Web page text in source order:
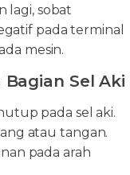
lagi, sobat
pada terminal
mesin.
Sel Aki
pada sel aki.
atau tangan.
pada arah